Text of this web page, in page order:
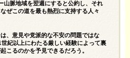
山脈地域を翌週にすると公約し、それ
ぜこの道を最も熱烈に支持する人々
、意見や党派的な不安の問題ではな
紀以上にわたる厳しい経験によって裏
こるのかを予見できるだろう。